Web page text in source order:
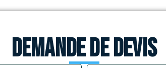
Demande de devis